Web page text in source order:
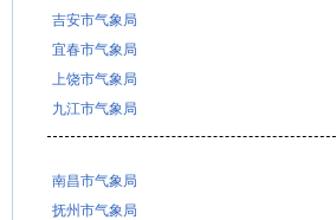
吉安市气象局
宜春市气象局
上饶市气象局
九江市气象局
南昌市气象局
抚州市气象局